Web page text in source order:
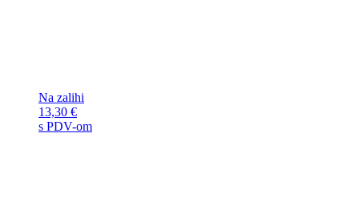
Na zalihi
13,30 €
s PDV-om